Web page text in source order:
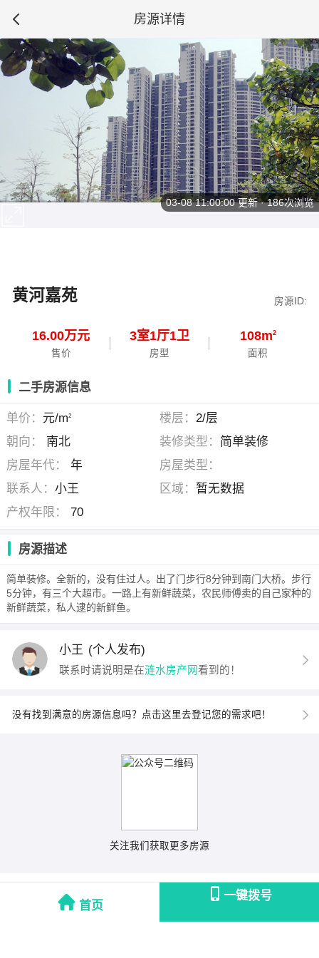
房源详情
黄河嘉苑 房源ID:
16.00万元
售价
3室1厅1卫
房型
108m2
面积
首页
一键拨号
03-08 11:00:00更新 · 186次浏览
二手房源信息
单价： 元/m2 楼层： 2/层
朝向：
南北 装修类型： 简单装修
房屋年代：
年
房屋类型：
联系人：小王 区域： 暂无数据
产权年限：
70
房源描述
简单装修。全新的，没有住过人。出了门步行8分钟到南门大桥。步行
5分钟，有三个大超市。一路上有新鲜蔬菜，农民师傅卖的自己家种的
新鲜蔬菜，私人逮的新鲜鱼。
小王 (个人发布)
联系时请说明是在涟水房产网看到的！
没有找到满意的房源信息吗？点击这里去登记您的需求吧！
关注我们获取更多房源